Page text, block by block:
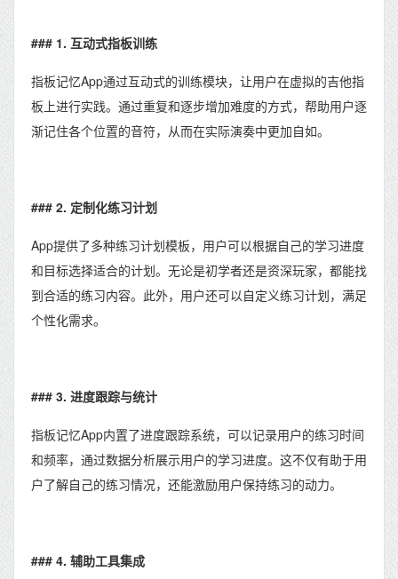
### 1. 互动式指板训练
指板记忆App通过互动式的训练模块，让用户在虚拟的吉他指
板上进行实践。通过重复和逐步增加难度的方式，帮助用户逐
渐记住各个位置的音符，从而在实际演奏中更加自如。
### 2. 定制化练习计划
App提供了多种练习计划模板，用户可以根据自己的学习进度
和目标选择适合的计划。无论是初学者还是资深玩家，都能找
到合适的练习内容。此外，用户还可以自定义练习计划，满足
个性化需求。
### 3. 进度跟踪与统计
指板记忆App内置了进度跟踪系统，可以记录用户的练习时间
和频率，通过数据分析展示用户的学习进度。这不仅有助于用
户了解自己的练习情况，还能激励用户保持练习的动力。
### 4. 辅助工具集成